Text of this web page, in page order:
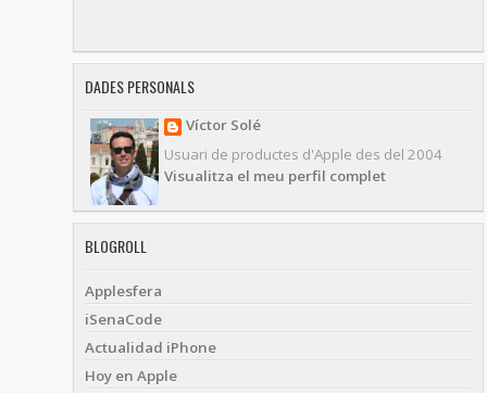
DADES PERSONALS
Víctor Solé
Usuari de productes d'Apple des del 2004
Visualitza el meu perfil complet
BLOGROLL
Applesfera
iSenaCode
Actualidad iPhone
Hoy en Apple